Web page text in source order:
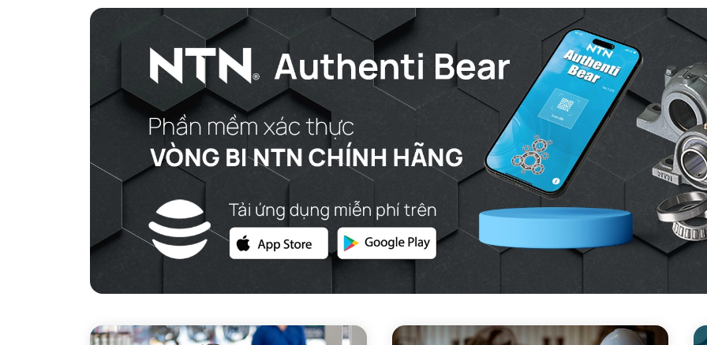
VÒNG BI TANG TRỐNG NTN
VÒNG BI TANG TRỐNG CHẶN
TRỤC NTN
VÒNG BI ĐŨA TRỤ NTN
VÒNG BI KIM NTN
VÒNG BI CHẶN TRỤC NTN
VÒNG BI LĂN TRỤ ĐẨY NTN
GỐI ĐỠ NTN
GỐI ĐỠ 2 NỬA NTN
PHỤ KIỆN NTN
HIỆU
Ca -
C0a -
Cua - Tải
N lim -
Tmin -
Tmax -
GIỚI HẠN
ras max
rs - Bán
Da max -